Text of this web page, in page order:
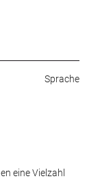
eine Vielzahl